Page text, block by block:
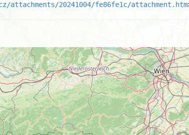
20241004/fe86fe1c/attachment.htm